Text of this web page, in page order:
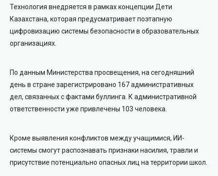
Технология внедряется в рамках концепции Дети
Казахстана, которая предусматривает поэтапную
цифровизацию системы безопасности в образовательных
организациях.
По данным Министерства просвещения, на сегодняшний
день в стране зарегистрировано 167 административных
дел, связанных с фактами буллинга. К административной
ответственности уже привлечены 103 человека.
Кроме выявления конфликтов между учащимися, ИИ-
системы смогут распознавать признаки насилия, травли и
присутствие потенциально опасных лиц на территории школ.